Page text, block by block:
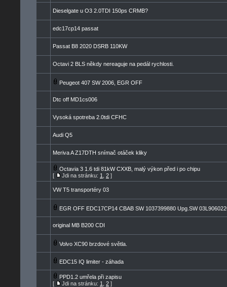
Dieselgate u O3 2.0TDI 150ps CRMB?
edc17cp14 passat
Passat B8 2020 DSRB 110KW
Octavi 2 BLS někdy nereaguje na pedál rychlosti.
Peugeot 407 SW 2006, EGR OFF
Dtc off MD1cs006
Vysoká spotreba 2.0tdi CFHC
Audi Q5
Meriva A Z17DTH snímač otáček kliky
Octavia 3 1.6 tdi 81kW CXXB, malý výkon před i po chipu
[
Jdi na stránku: 1 2 ]
VW T5 transportéry 03
EGR OFF EDC17CP14 CBAB SW 1037399880 Upg.SW
original MB B200 CDI
Volvo XC90 brzdové světla.
EDC15 IQ limiter - záhada
PPD1.2 umřela při zapisu
[
Jdi na stránku: 1 2 ]